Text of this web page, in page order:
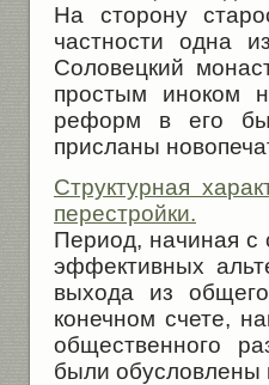
На сторону
частности одна
Соловецкий
простым иноком
реформ в его
присланы
Структурная
перестройки.
Период, начиная с
эффективных
выхода из
конечном счете,
общественного
были обусловлены